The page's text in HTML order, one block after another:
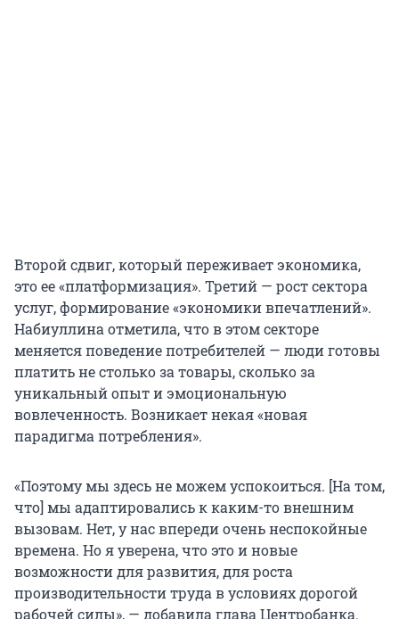
Второй сдвиг, который переживает экономика,
это ее «платформизация». Третий — рост сектора
услуг, формирование «экономики впечатлений».
Набиуллина отметила, что в этом секторе
меняется поведение потребителей — люди готовы
платить не столько за товары, сколько за
уникальный опыт и эмоциональную
вовлеченность. Возникает некая «новая
парадигма потребления».
«Поэтому мы здесь не можем успокоиться. [На том,
что] мы адаптировались к каким-то внешним
вызовам. Нет, у нас впереди очень неспокойные
времена. Но я уверена, что это и новые
возможности для развития, для роста
производительности труда в условиях дорогой
рабочей силы», — добавила глава Центробанка.